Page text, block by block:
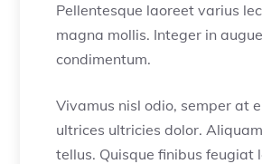
Pellentesque laoreet varius
magna mollis. Integer in
condimentum.
Vivamus nisl odio, semper at
ultrices ultricies dolor.
tellus. Quisque finibus feugiat